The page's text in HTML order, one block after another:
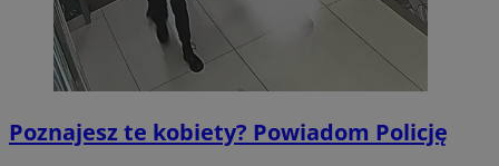
Poznajesz te kobiety? Powiadom Policję